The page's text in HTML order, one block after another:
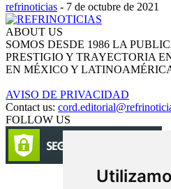
refrinoticias - 7 de octubre de 2021
ABOUT US
SOMOS DESDE 1986 LA
PRESTIGIO Y TRAYECTORIA
EN MÉXICO Y
AVISO DE PRIVACIDAD
Contact us:
FOLLOW US
Circulación certificada